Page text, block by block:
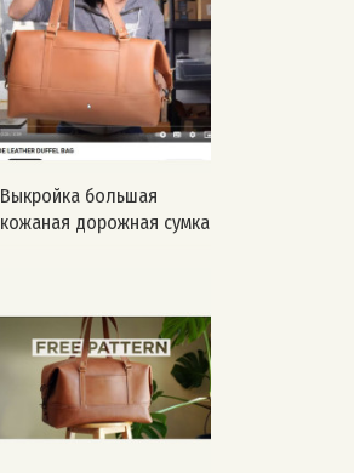
Выкройка большая
кожаная дорожная сумка